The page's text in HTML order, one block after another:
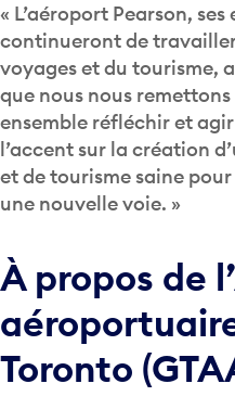
« L’aéroport Pearson,
continueront de
voyages et du tourisme,
que nous nous
ensemble réfléchir et
l’accent sur la création
et de tourisme saine
une nouvelle voie. »
À propos de
Toronto